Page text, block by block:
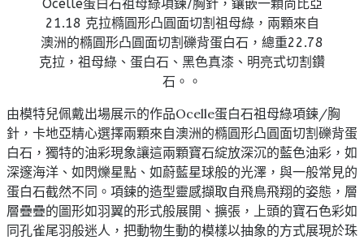
Ocelle蛋白石祖母綠項鍊/胸針，鑲嵌一顆尚比亞
21.18 克拉橢圓形凸圓面切割祖母綠，兩顆來自
澳洲的橢圓形凸圓面切割礫背蛋白石，總重22.78
克拉，祖母綠、蛋白石、黑色真漆、明亮式切割鑽
石。。
由模特兒佩戴出場展示的作品Ocelle蛋白石祖母綠項鍊/胸
針，卡地亞精心選擇兩顆來自澳洲的橢圓形凸圓面切割礫背蛋
白石，獨特的油彩現象讓這兩顆寶石綻放深沉的藍色油彩，如
深邃海洋、如閃爍星點、如蔚藍星球般的光澤，與一般常見的
蛋白石截然不同。項鍊的造型靈感擷取自飛鳥飛翔的姿態，層
層疊疊的圖形如羽翼的形式般展開、擴張，上頭的寶石色彩如
同孔雀尾羽般迷人，把動物生動的模樣以抽象的方式展現於珠